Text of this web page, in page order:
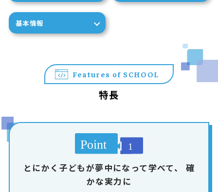
基本情報
Features of SCHOOL
特長
とにかく子どもが夢中になって学べて、
確
かな実力に